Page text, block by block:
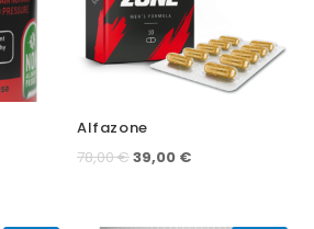
Alfazone
78,00€Izvorna
39,00 €Trenutna